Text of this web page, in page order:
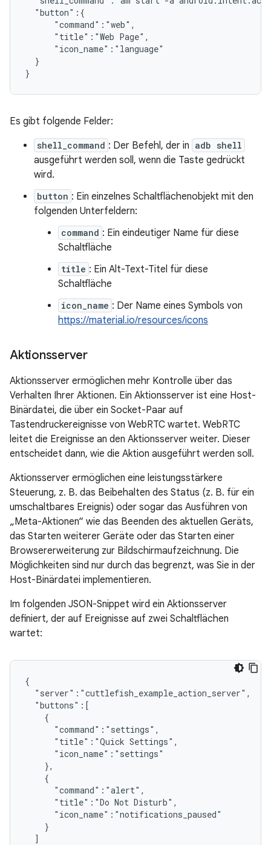
  "button":{
      "command":"web",
      "title":"Web Page",
      "icon_name":"language"
  }
Es gibt folgende Felder:
shell_command : Der Befehl, der in adb shell
ausgeführt werden soll, wenn die Taste gedrückt
wird.
button : Ein einzelnes Schaltflächenobjekt mit den
folgenden Unterfeldern:
command : Ein eindeutiger Name für diese
Schaltfläche
title : Ein Alt-Text-Titel für diese
Schaltfläche
icon_name : Der Name eines Symbols von
https://material.io/resources/icons
Aktionsserver
Aktionsserver ermöglichen mehr Kontrolle über das
Verhalten Ihrer Aktionen. Ein Aktionsserver ist eine Host-
Binärdatei, die über ein Socket-Paar auf
Tastendruckereignisse von WebRTC wartet. WebRTC
leitet die Ereignisse an den Aktionsserver weiter. Dieser
entscheidet dann, wie die Aktion ausgeführt werden soll.
Aktionsserver ermöglichen eine leistungsstärkere
Steuerung, z. B. das Beibehalten des Status (z. B. für ein
umschaltbares Ereignis) oder sogar das Ausführen von
„Meta-Aktionen“ wie das Beenden des aktuellen Geräts,
das Starten weiterer Geräte oder das Starten einer
Browsererweiterung zur Bildschirmaufzeichnung. Die
Möglichkeiten sind nur durch das begrenzt, was Sie in der
Host-Binärdatei implementieren.
Im folgenden JSON-Snippet wird ein Aktionsserver
definiert, der auf Ereignisse auf zwei Schaltflächen
wartet:
{
  "server":"cuttlefish_example_action_server",
  "buttons":[
    {
      "command":"settings",
      "title":"Quick Settings",
      "icon_name":"settings"
    },
    {
      "command":"alert",
      "title":"Do Not Disturb",
      "icon_name":"notifications_paused"
    }
  ]